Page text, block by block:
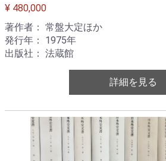
¥ 480,000
著作者： 常盤大定ほか
発行年： 1975年
出版社： 法蔵館
詳細を見る